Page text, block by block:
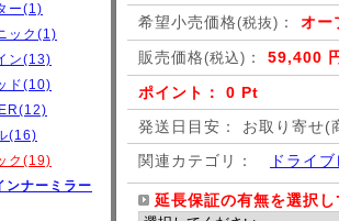
ー(1)
ック(1)
ン(13)
ド(10)
(16)
ク(19)
ンナーミラー
希望小売価格(税抜) ： オー
販売価格(税込) ： 59,400
ポイント： 0 Pt
発送日目安： お取り寄せ(
関連カテゴリ：
ドライ
延長保証の有無を選択